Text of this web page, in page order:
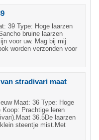
39 Type: Hoge laarzen
bruine laarzen
voor uw. Mag bij mij
worden verzonden voor
stradivari maat
Maat: 36 Type: Hoge
Koop: Prachtige leren
36.5De laarzen
steentje mist.Met